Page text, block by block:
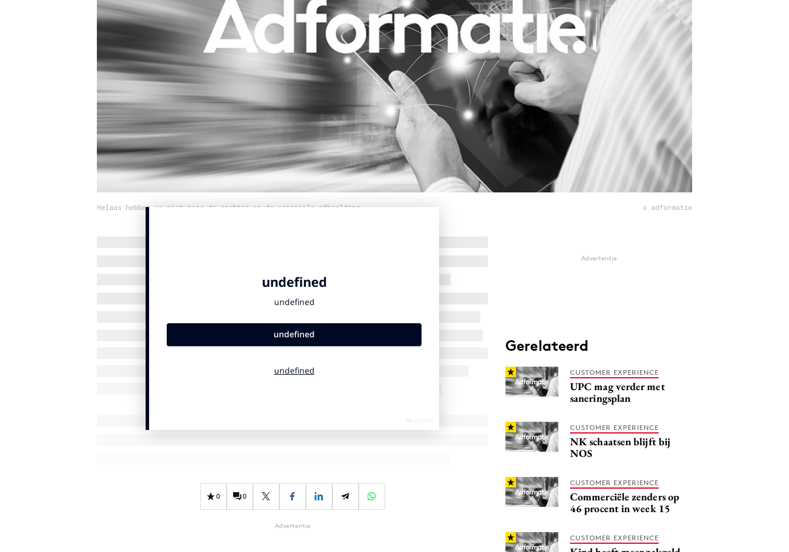
Helaas hebben we niet meer de rechten op de originele afbeelding © adformatie
0 0
Advertentie
Advertentie
Gerelateerd
CUSTOMER EXPERIENCE
UPC mag verder met
saneringsplan
CUSTOMER EXPERIENCE
NK schaatsen blijft bij
NOS
CUSTOMER EXPERIENCE
Commerciële zenders op
46 procent in week 15
CUSTOMER EXPERIENCE